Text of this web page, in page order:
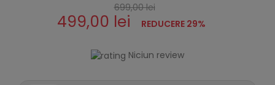
699,00 lei
499,00 lei REDUCERE 29%
Niciun review